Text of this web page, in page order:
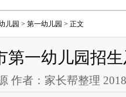
儿园 > 第一幼儿园 > 正文
第一幼儿园招
作者：家长帮整理